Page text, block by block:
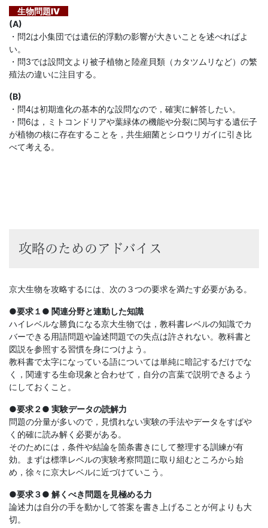
生物問題IV
(A)
・問2は小集団では遺伝的浮動の影響が大きいことを述べればよ
い。
・問3では設問文より被子植物と陸産貝類（カタツムリなど）の繁
殖法の違いに注目する。
(B)
・問4は初期進化の基本的な設問なので，確実に解答したい。
・問6は，ミトコンドリアや葉緑体の機能や分裂に関与する遺伝子
が植物の核に存在することを，共生細菌とシロウリガイに引き比
べて考える。
攻略のためのアドバイス
京大生物を攻略するには、次の３つの要求を満たす必要がある。
●要求１● 関連分野と連動した知識
ハイレベルな勝負になる京大生物では，教科書レベルの知識でカ
バーできる用語問題や論述問題での失点は許されない。教科書と
図説を参照する習慣を身につけよう。
教科書で太字になっている語については単純に暗記するだけでな
く，関連する生命現象と合わせて，自分の言葉で説明できるよう
にしておくこと。
●要求２● 実験データの読解力
問題の分量が多いので，見慣れない実験の手法やデータをすばや
く的確に読み解く必要がある。
そのためには，条件や結論を箇条書きにして整理する訓練が有
効。まずは標準レベルの実験考察問題に取り組むところから始
め，徐々に京大レベルに近づけていこう。
●要求３● 解くべき問題を見極める力
論述力は自分の手を動かして答案を書き上げることが何よりも大
切。